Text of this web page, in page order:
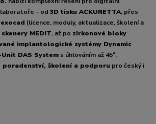
– od3D tisku ACKURETTA, přes
(licence, moduly, aktualizace, školení a
skenery MEDIT, až po zirkonové bloky
implantologické systémy Dynamic
DAS System s úhlováním až 45°.
poradenství, školení a podporu pro český i